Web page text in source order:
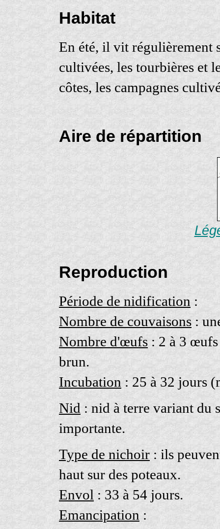
Habitat
En été, il vit régulièrement
cultivées, les tourbières et
côtes, les campagnes
Aire de répartition
Reproduction
Période de nidification :
Nombre de couvaisons:
Nombre d'œufs : 2 à 3
brun.
Incubation : 25 à 32 jours
Nid : nid à terre variant du
importante.
Type de nichoir : ils
haut sur des poteaux.
Envol : 33 à 54 jours.
Emancipation :